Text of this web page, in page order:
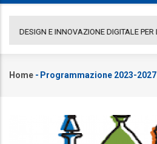
COMUNICATO GAL PORTA A LEVANTE
Briciole
Home - Programmazione 2023-2027